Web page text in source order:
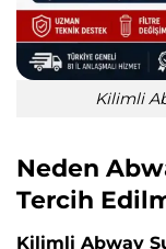
Kilimli
Neden
Tercih
Kilimli Abway